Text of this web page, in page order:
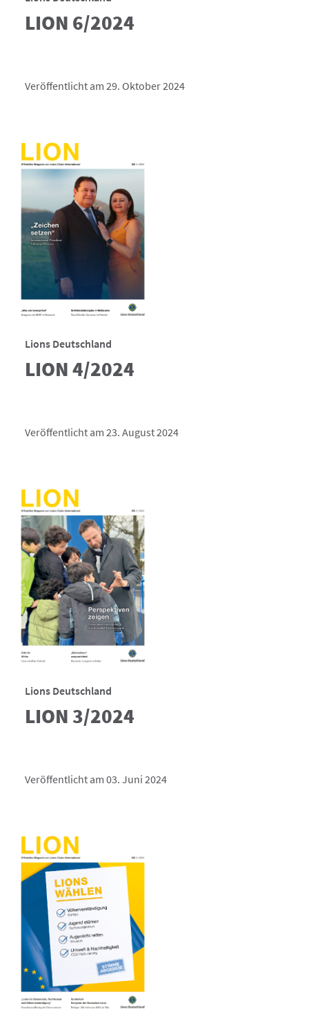
LION 6/2024
Veröffentlicht am 29. Oktober 2024
Lions Deutschland
LION 4/2024
Veröffentlicht am 23. August 2024
Lions Deutschland
LION 3/2024
Veröffentlicht am 03. Juni 2024